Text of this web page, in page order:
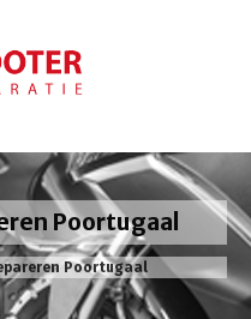
Poortugaal
Poortugaal